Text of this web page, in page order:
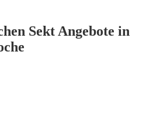
Sekt Angebote in